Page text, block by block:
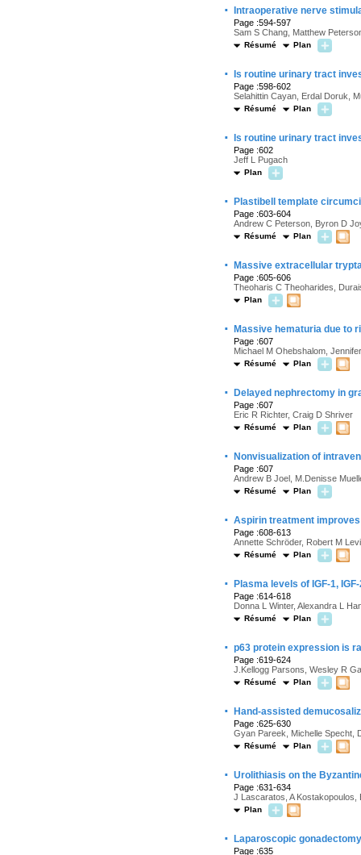
· Intraoperative nerve
Page :594-597
Sam S Chang, Matthew
Résumé Plan
· Is routine urinary tract
Page :598-602
Selahittin Cayan, Erdal Doruk,
Résumé Plan
· Is routine urinary tract
Page :602
Jeff L Pugach
Plan
· Plastibell template
Page :603-604
Andrew C Peterson, Byron D
Résumé Plan
· Massive extracellular
Page :605-606
Theoharis C Theoharides,
Plan
· Massive hematuria due to
Page :607
Michael M Ohebshalom,
Résumé Plan
· Delayed nephrectomy in
Page :607
Eric R Richter, Craig D Shriver
Résumé Plan
· Nonvisualization of
Page :607
Andrew B Joel, M.Denisse
Résumé Plan
· Aspirin treatment
Page :608-613
Annette Schröder, Robert M
Résumé Plan
· Plasma levels of IGF-1,
Page :614-618
Donna L Winter, Alexandra L
Résumé Plan
· p63 protein expression is
Page :619-624
J.Kellogg Parsons, Wesley R
Résumé Plan
· Hand-assisted
Page :625-630
Gyan Pareek, Michelle Specht,
Résumé Plan
· Urolithiasis on the
Page :631-634
J Lascaratos, A Kostakopoulos,
Plan
· Laparoscopic
Page :635